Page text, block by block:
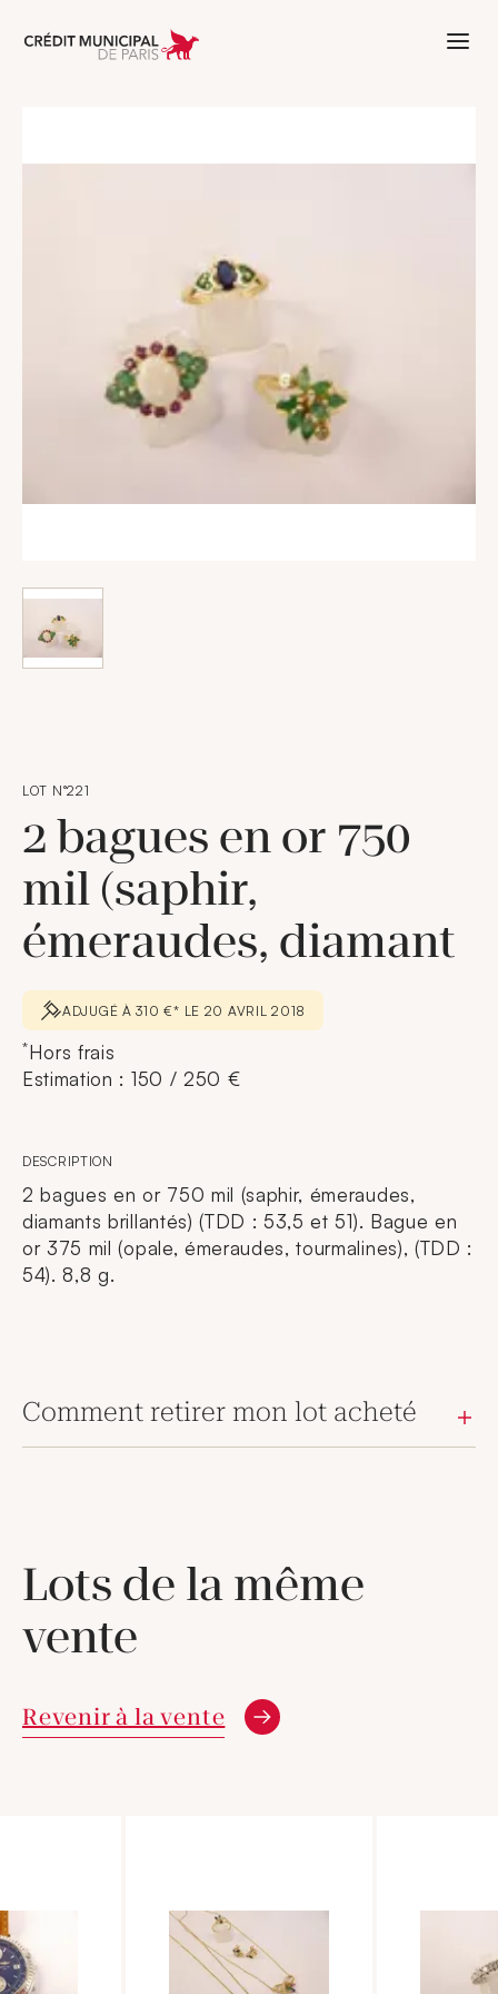
Aller à l'accueil de Crédit Municipal
LOT N°221
2 bagues en or 750
mil (saphir,
émeraudes, diamant
ADJUGÉ À 310 €* LE 20 AVRIL 2018
*Hors frais
Estimation : 150 / 250 €
DESCRIPTION
2 bagues en or 750 mil (saphir, émeraudes,
diamants brillantés) (TDD : 53,5 et 51). Bague en
or 375 mil (opale, émeraudes, tourmalines), (TDD :
54). 8,8 g.
Comment retirer mon lot acheté
Lots de la même
vente
Revenir à la vente